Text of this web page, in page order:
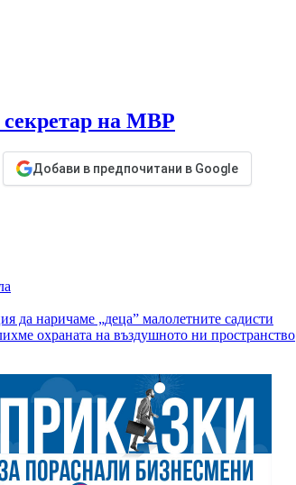
секретар на МВР
Добави в предпочитани в Google
да наричаме „деца” малолетните садисти
охраната на въздушното ни пространство